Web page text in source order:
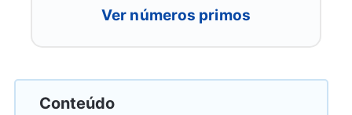
Ver números primos
Conteúdo